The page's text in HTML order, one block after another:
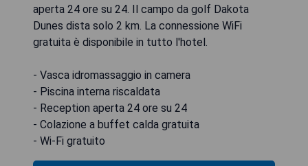
aperta 24 ore su 24. Il campo da golf Dakota
Dunes dista solo 2 km. La connessione WiFi
gratuita è disponibile in tutto l'hotel.
- Vasca idromassaggio in camera
- Piscina interna riscaldata
- Reception aperta 24 ore su 24
- Colazione a buffet calda gratuita
- Wi-Fi gratuito